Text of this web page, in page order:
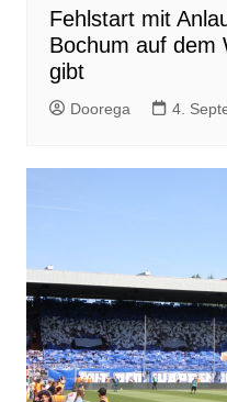
Fehlstart mit
Bochum auf dem
gibt
Doorega 4.